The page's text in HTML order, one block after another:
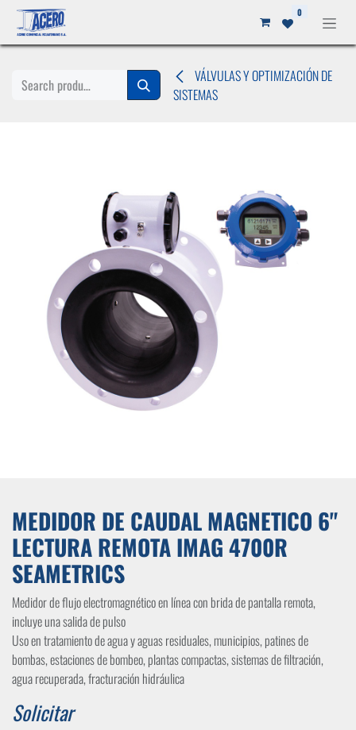
Ir al contenido 0
VÁLVULAS Y OPTIMIZACIÓN DE
SISTEMAS
MEDIDOR DE CAUDAL MAGNETICO 6"
LECTURA REMOTA IMAG 4700R
SEAMETRICS
Medidor de flujo electromagnético en línea con brida de pantalla remota,
incluye una salida de pulso
Uso en tratamiento de agua y aguas residuales, municipios, patines de
bombas, estaciones de bombeo, plantas compactas, sistemas de filtración,
agua recuperada, fracturación hidráulica
Solicitar